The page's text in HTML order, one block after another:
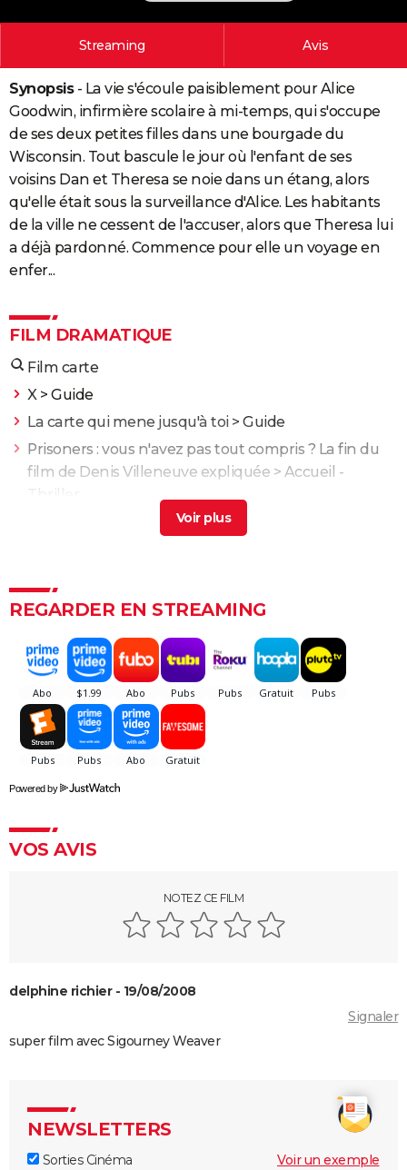
PHOTO
BONS PLANS
CARTE DE VOEUX
Carte de Noël
Carte Bonne année
Carte Saint-Valentin
Carte Pâques
Carte d'anniversaire
Dictionnaire
Biographies
Citations
Expressions
Proverbes
PROGRAMME TV
COPAINS D'AVANT
S'inscrire
Se connecter
Lycées
Collèges
Primaires
Universités
Entreprises
Service militaire
Avis de recherche
AVIS DE DÉCÈS
FORUM
Streaming Avis
Synopsis- La vie s'écoule paisiblement pour Alice
Goodwin, infirmière scolaire à mi-temps, qui s'occupe
de ses deux petites filles dans une bourgade du
Wisconsin. Tout bascule le jour où l'enfant de ses
voisins Dan et Theresa se noie dans un étang, alors
qu'elle était sous la surveillance d'Alice. Les habitants
de la ville ne cessent de l'accuser, alors que Theresa lui
a déjà pardonné. Commence pour elle un voyage en
enfer...
FILM DRAMATIQUE
Film carte
X > Guide
La carte qui mene jusqu'à toi> Guide
Prisoners : vous n'avez pas tout compris ? La fin du
film de Denis Villeneuve expliquée > Accueil -
Thriller
Enemy : que signifie la fin du film ? Tentative
Netflix
L'Odyssée : "chef d'oeuvre épique", "expérience
brute"... Les critiques sont unanimes
L'Etranger : que vaut l'adaptation du roman d'Albert
Camus par François Ozon ? L'avis des critiques
Anatomie d'une chute : Sandra a-t-elle vraiment tué
son mari ? Ce qu'en dit la réalisatrice Justine Triet
streaming, avis...
Benedetta : le film troublant avec Virginie Efira est-il
Forrest Gump : une erreur se cache dans le film,
presque personne ne l'a remarquée
"Sexy", "navrant"... "Babygirl", thriller érotique porté
Titanic : "ça a été un cauchemar à tourner", Kate
The Brutalist : la critique est unanime, voici pourquoi
REGARDER EN STREAMING
Powered by
VOS AVIS
NOTEZ CE FILM
delphine richier - 19/08/2008
Signaler
super film avec Sigourney Weaver
NEWSLETTERS
Sorties Cinéma
Voir un exemple